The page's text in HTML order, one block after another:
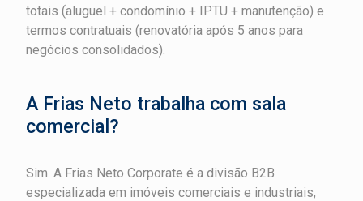
totais (aluguel + condomínio + IPTU + manutenção) e
termos contratuais (renovatória após 5 anos para
negócios consolidados).
A Frias Neto trabalha com sala
comercial?
Sim. A Frias Neto Corporate é a divisão B2B
especializada em imóveis comerciais e industriais,